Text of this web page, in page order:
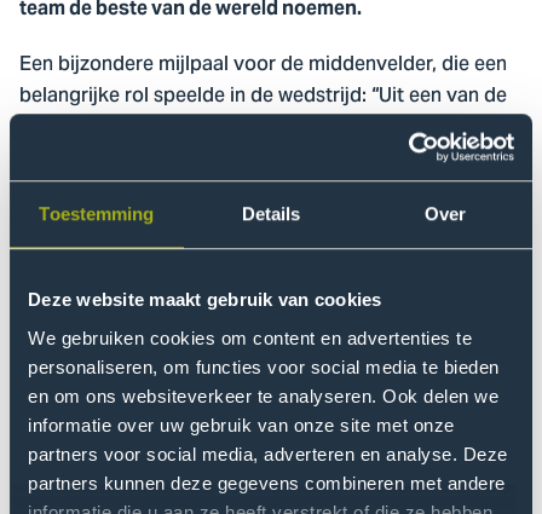
Toestemming Details Over
Deze website maakt gebruik van cookies
We gebruiken cookies om content en advertenties te
personaliseren, om functies voor social media te bieden
en om ons websiteverkeer te analyseren. Ook delen we
informatie over uw gebruik van onze site met onze
partners voor social media, adverteren en analyse. Deze
partners kunnen deze gegevens combineren met andere
team de beste van de wereld noemen.
Een bijzondere mijlpaal voor de middenvelder, die een
belangrijke rol speelde in de wedstrijd: “Uit een van de
strafcorner-varianten van Jong Oranje werd de bal via
Iris de Kemp op mijn voeten getipt, wat voor veel
dreiging zorgde in de Argentijnse cirkel,” vertelt ze na.
Discipline, ambitie en plezier
De combinatie van een studie en een topsportcarrière
vraagt om doorzettingsvermogen. Volgens Kaat draait
het vooral om plannen, prioriteiten stellen en kansen
grijpen. "Ik moet veel plannen en zorgen dat ik zoveel
mogelijk aanwezig kan zijn. Als ik naar mijn studie kan,
dan ga ik ook echt. Als je iets kan doen, doe het dan
ook." Die discipline neemt ze mee naar zowel haar